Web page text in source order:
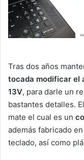
Tras dos años
tocada modificar el
13V, para darle un
bastantes detalles.
mate el cual es un
además fabricado
teclado, así como